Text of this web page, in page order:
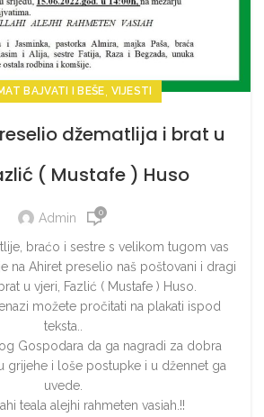
BAJVATI I BEŠE, VIJESTI
džematlija i brat u
( Mustafe ) Huso
Admin 0
braćo i sestre s velikom tugom vas
na Ahiret preselio naš poštovani i dragi
u vjeri, Fazlić ( Mustafe ) Huso.
možete pročitati na plakati ispod
teksta..
Gospodara da ga nagradi za dobra
grijehe i loše postupke i u džennet ga
uvede.
teala alejhi rahmeten vasiah.!!